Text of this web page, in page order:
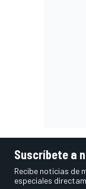
Suscríbete a
Recibe noticias de
especiales